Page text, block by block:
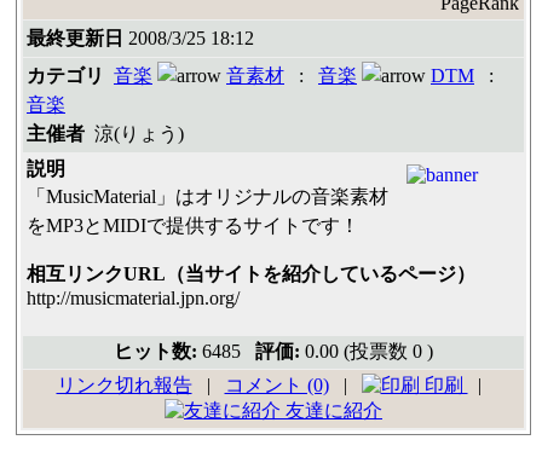
最終更新日 2008/3/25 18:12
カテゴリ
音楽 音素材 : 音楽 DTM :
音楽
主催者 涼(りょう)
説明
「MusicMaterial」はオリジナルの音楽素材
をMP3とMIDIで提供するサイトです！
相互リンクURL（当サイトを紹介しているページ）
http://musicmaterial.jpn.org/
ヒット数: 6485 評価: 0.00 (投票数 0 )
リンク切れ報告| コメント (0)| 印刷
|
友達に紹介